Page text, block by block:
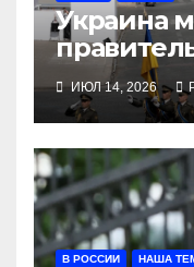
Украина
ИЮЛ 14, 2026
В РОССИИ НАША